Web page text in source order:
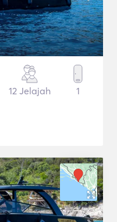
12 Jelajah 1